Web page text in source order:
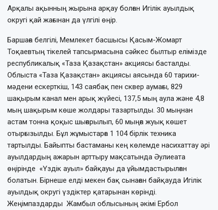
Арқалы ақынның жырына арқау болған Игілік ауылдық
округі қай жағынан да үлгілі өңір.
Баршаға белгілі, Мемлекет басшысы Қасым-Жомарт
Тоқаевтың тікелей тапсырмасына сәйкес былтыр елімізде
республикалық «Таза Қазақстан» акциясы басталды.
Облыста «Таза Қазақстан» акциясы аясында 60 тарихи-
мәдени ескерткіш, 143 саябақ пен сквер аумағы, 829
шақырым канал мен арық жүйесі, 137,5 мың аула және 4,8
мың шақырым көше жолдары тазартылды. 30 мыңнан
астам тонна қоқыс шығарылып, 60 мыңға жуық көшет
отырғызылды. Бұл жұмыстарға 1 104 бірлік техника
тартылды. Байыпты бастаманы кең көлемде насихаттау әрі
ауылдардың ажарын арттыру мақсатында Әулиеата
өңірінде «Үздік ауыл» байқауы да ұйымдастырылған
болатын. Бірнеше елді мекен бақ сынаған байқауда Игілік
ауылдық округі үздіктер қатарынан көрінді.
Жеңімпаздарды Жамбыл облысының әкімі Ербол